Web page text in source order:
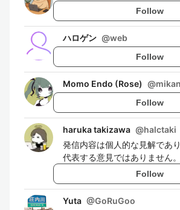
Follow
ハロゲン @web
Follow
Momo Endo (Rose) @
Follow
haruka takizawa @halctaki
発信内容は個人的な見解であ
代表する意見ではありません。
Follow
Yuta @GoRuGoo